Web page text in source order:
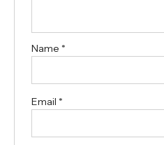
Name *
Email *